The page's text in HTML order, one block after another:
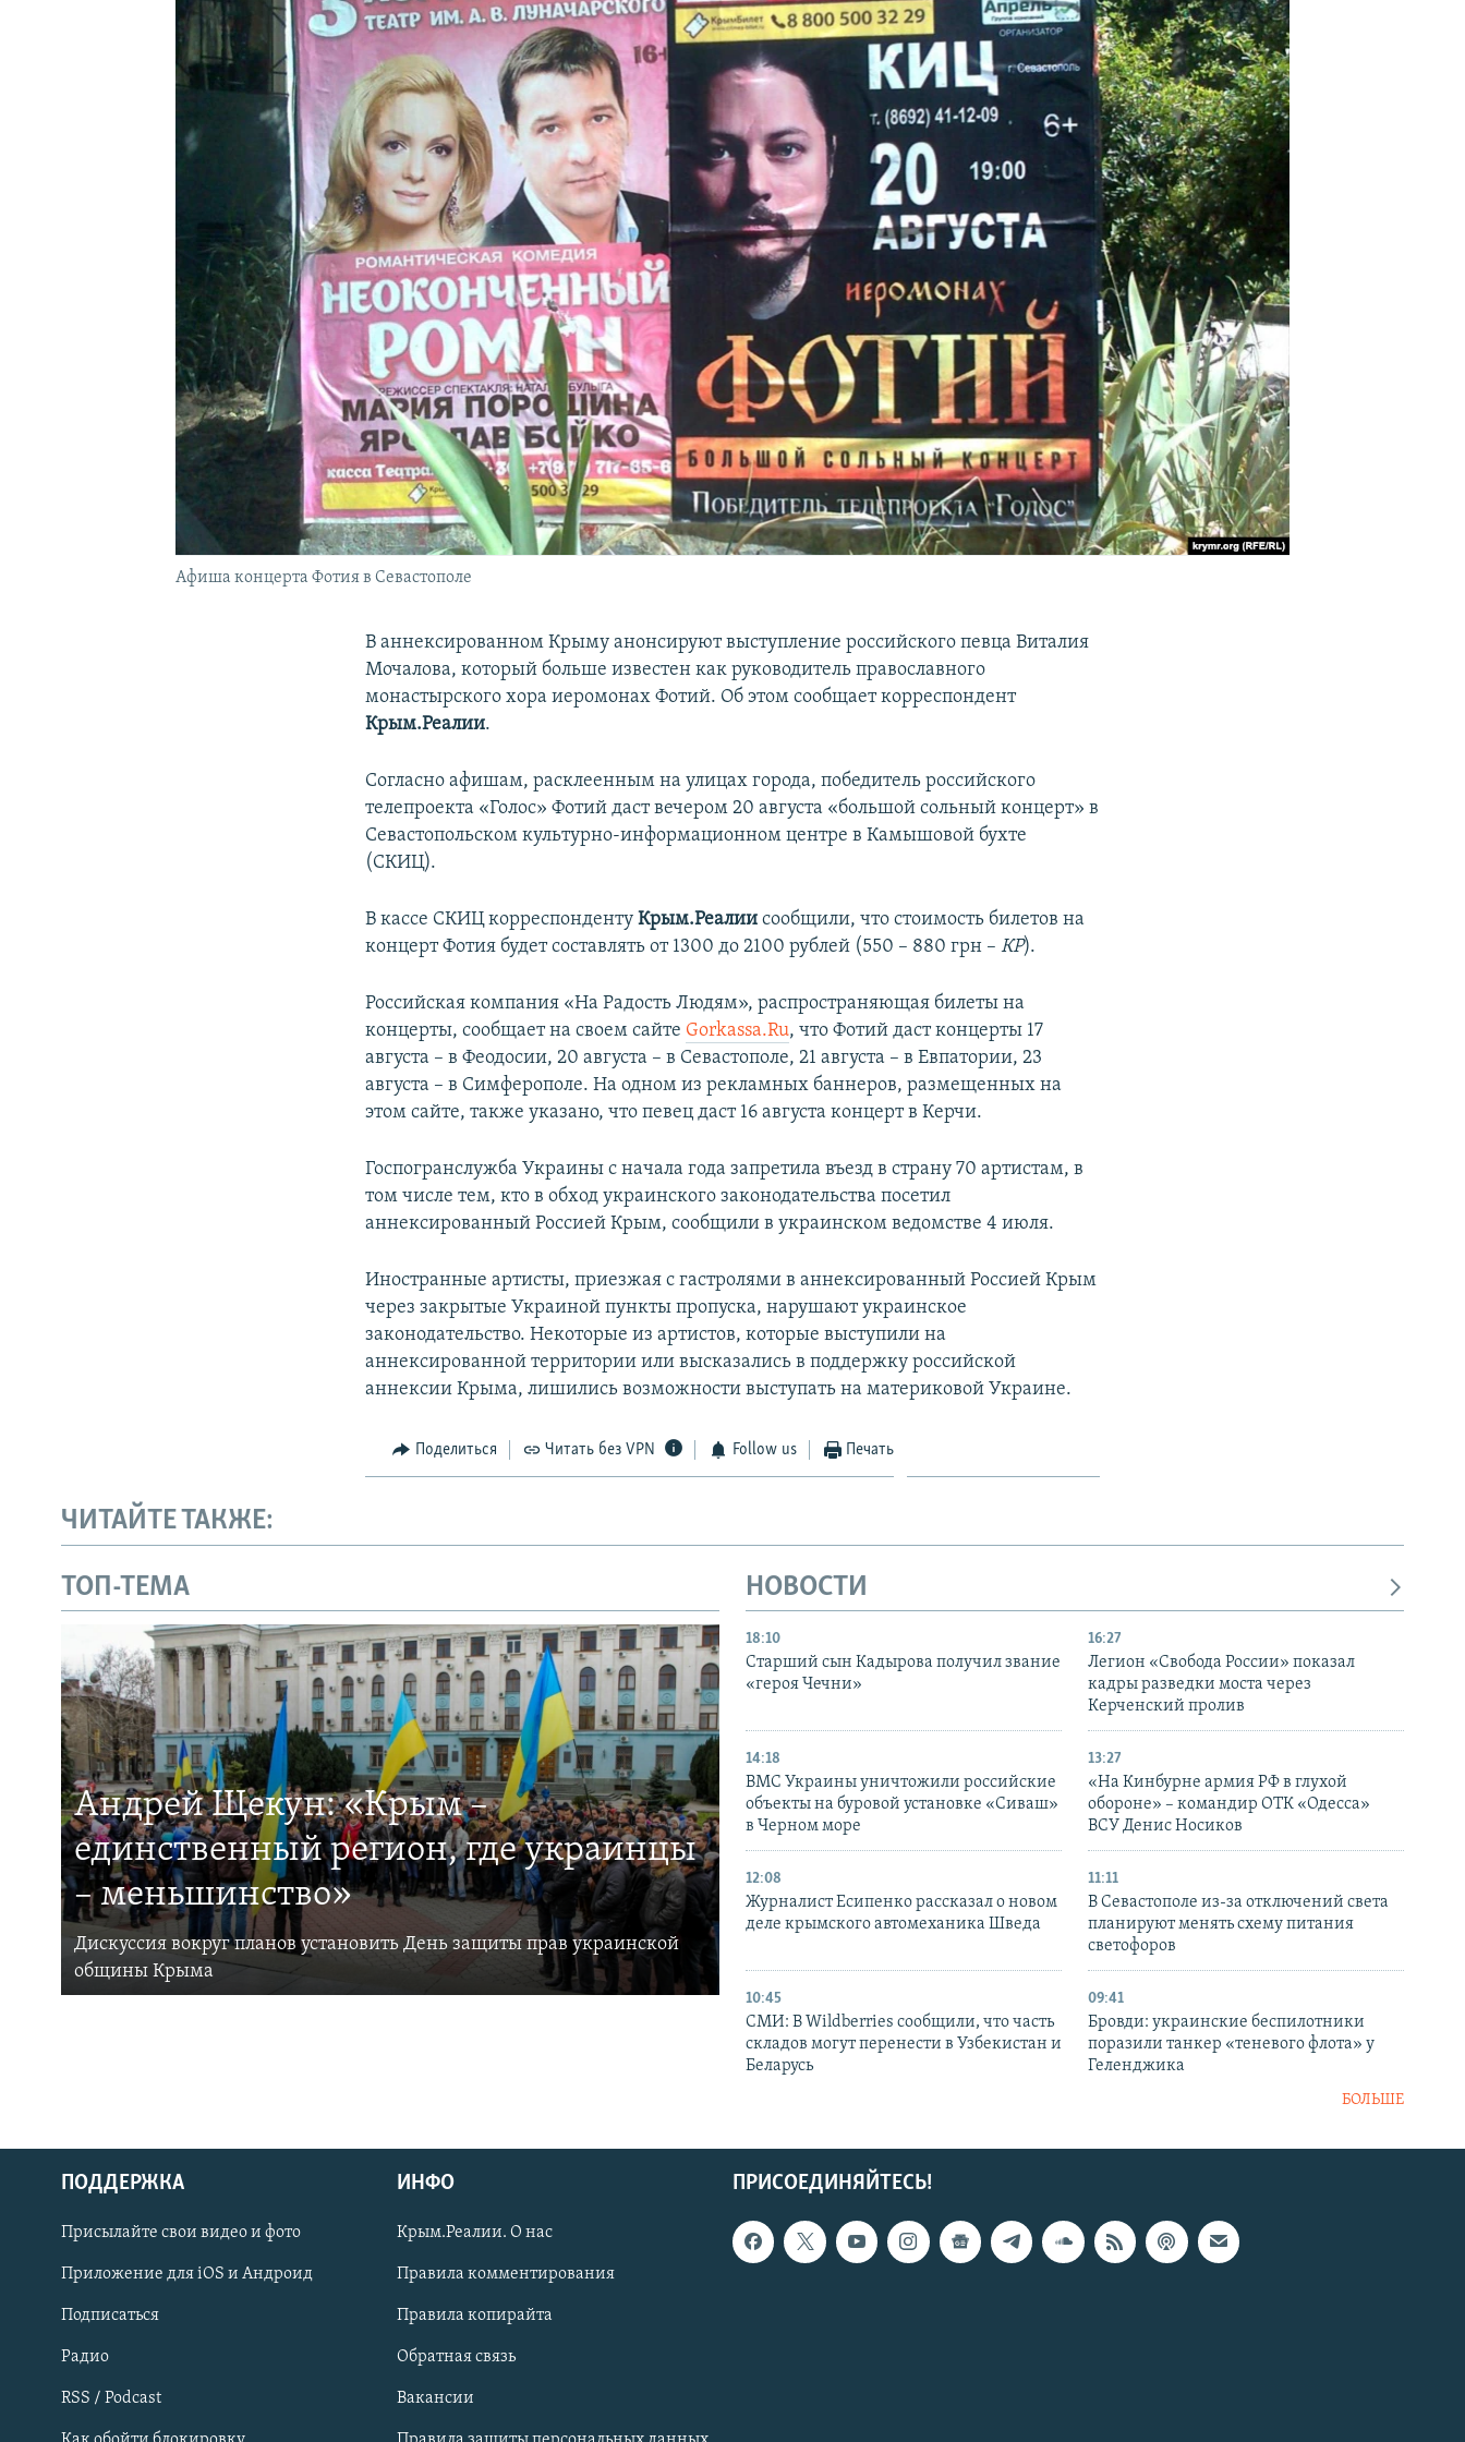
КРЫМ.НЕПОКОРЕННЫЙ
Українською
Qırımtatar
ПРИСОЕДИНЯЙТЕСЬ!
Афиша концерта Фотия в Севастополе
В аннексированном Крыму анонсируют выступление российского певца Виталия
Мочалова, который больше известен как руководитель православного
монастырского хора иеромонах Фотий. Об этом сообщает корреспондент
Крым.Реалии.
Согласно афишам, расклеенным на улицах города, победитель российского
телепроекта «Голос» Фотий даст вечером 20 августа «большой сольный концерт» в
Севастопольском культурно-информационном центре в Камышовой бухте
(СКИЦ).
В кассе СКИЦ корреспондентуКрым.Реалии сообщили, что стоимость билетов на
концерт Фотия будет составлять от 1300 до 2100 рублей (550 – 880 грн –КР).
Российская компания «На Радость Людям», распространяющая билеты на
концерты, сообщает на своем сайте Gorkassa.Ru, что Фотий даст концерты 17
августа – в Феодосии, 20 августа – в Севастополе, 21 августа – в Евпатории, 23
августа – в Симферополе. На одном из рекламных баннеров, размещенных на
этом сайте, также указано, что певец даст 16 августа концерт в Керчи.
Госпогранслужба Украины с начала года запретила въезд в страну 70 артистам, в
том числе тем, кто в обход украинского законодательства посетил
аннексированный Россией Крым, сообщили в украинском ведомстве 4 июля.
Иностранные артисты, приезжая с гастролями в аннексированный Россией Крым
через закрытые Украиной пункты пропуска, нарушают украинское
законодательство. Некоторые из артистов, которые выступили на
аннексированной территории или высказались в поддержку российской
аннексии Крыма, лишились возможности выступать на материковой Украине.
Поделиться Читать без VPN Follow us Печать
ЧИТАЙТЕ ТАКЖЕ:
ТОП-ТЕМА
Андрей Щекун: «Крым –
единственный регион, где украинцы
– меньшинство»
Дискуссия вокруг планов установить День защиты прав украинской
общины Крыма
НОВОСТИ
18:10
Старший сын Кадырова получил звание
«героя Чечни»
16:27
Легион «Свобода России» показал
кадры разведки моста через
Керченский пролив
14:18
ВМС Украины уничтожили российские
объекты на буровой установке «Сиваш»
в Черном море
13:27
«На Кинбурне армия РФ в глухой
обороне» – командир ОТК «Одесса»
ВСУ Денис Носиков
12:08
Журналист Есипенко рассказал о новом
деле крымского автомеханика Шведа
11:11
В Севастополе из-за отключений света
планируют менять схему питания
светофоров
10:45
СМИ: В Wildberries сообщили, что часть
складов могут перенести в Узбекистан и
Беларусь
09:41
Бровди: украинские беспилотники
поразили танкер «теневого флота» у
Геленджика
БОЛЬШЕ
ПРИСОЕДИНЯЙТЕСЬ!
ПОДДЕРЖКА
Присылайте свои видео и фото
Приложение для iOS и Андроид
Подписаться
Радио
RSS / Podcast
ИНФО
Крым.Реалии. О нас
Правила комментирования
Правила копирайта
Обратная связь
Вакансии